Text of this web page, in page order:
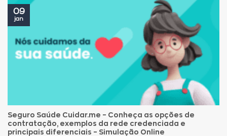
Seguro Saúde Cuidar.me – Conheça as opções de
contratação, exemplos da rede credenciada e
principais diferenciais – Simulação Online
09
jan